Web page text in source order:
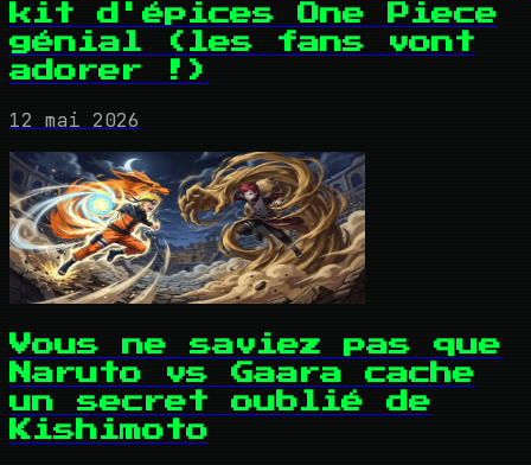
kit d'épices One Piece
génial (les fans vont
adorer !)
12 mai 2026
Vous ne saviez pas que
Naruto vs Gaara cache
un secret oublié de
Kishimoto